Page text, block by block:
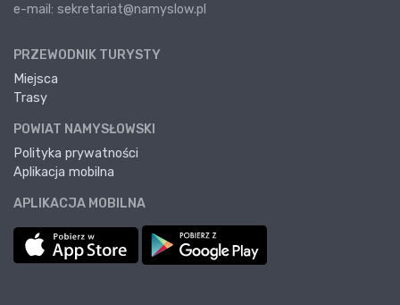
e-mail: sekretariat@namyslow.pl
PRZEWODNIK TURYSTY
Miejsca
Trasy
POWIAT NAMYSŁOWSKI
Polityka prywatności
Aplikacja mobilna
APLIKACJA MOBILNA